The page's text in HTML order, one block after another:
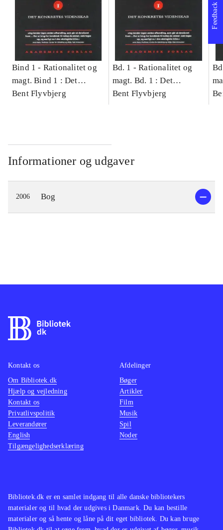
Bind 1 - Rationalitet og
magt. Bind 1 : Det
konkretes videnskab
Bent Flyvbjerg
Bd. 1 -Rationalitet og
magt. Bd. 1 : Det
konkretes videnskab
Bent Flyvbjerg
Informationer og udgaver
2006 Bog
Feedback
Bibliotek.dk er en samlet indgang til alle danske bibliotekers
materialer og til hvad der udgives i Danmark. Du kan bestille
materialer og så hente og låne på dit eget bibliotek. Du kan bruge
Kontakt os
Om Bibliotek.dk
Hjælp og vejledning
Kontakt os
Privatlivspolitik
Leverandører
English
Tilgængelighedserklæring
Afdelinger
Bøger
Artikler
Film
Musik
Spil
Noder